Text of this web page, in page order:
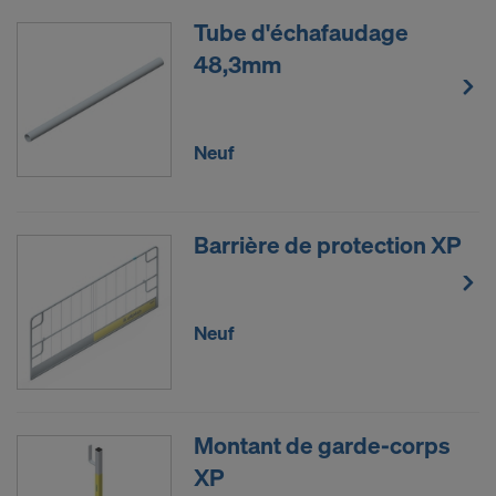
Tube d'échafaudage
48,3mm
Neuf
Barrière de protection XP
Neuf
Montant de garde-corps
XP